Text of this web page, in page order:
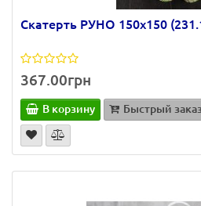
Скатерть РУНО 150х150
367.00грн
В корзину Быстрый